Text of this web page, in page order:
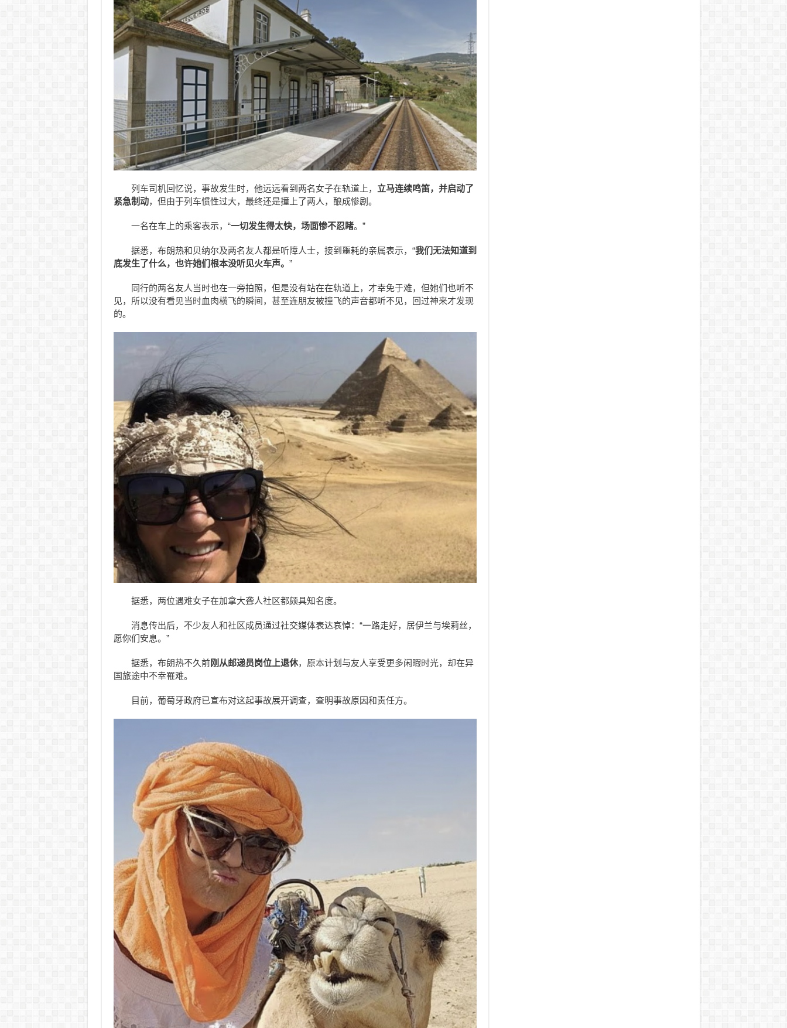
列车司机回忆说，事故发生时，他远远看到两名女子在轨道上， 立马连续鸣笛，并启动了
紧急制动，但由于列车惯性过大，最终还是撞上了两人，酿成惨剧。
一名在车上的乘客表示，“一切发生得太快，场面惨不忍睹。”
据悉，布朗热和贝纳尔及两名友人都是听障人士，接到噩耗的亲属表示，“我们无法知道到
底发生了什么，也许她们根本没听见火车声。 ”
同行的两名友人当时也在一旁拍照，但是没有站在在轨道上，才幸免于难，但她们也听不
见，所以没有看见当时血肉横飞的瞬间，甚至连朋友被撞飞的声音都听不见，回过神来才发现
的。
据悉，两位遇难女子在加拿大聋人社区都颇具知名度。
消息传出后，不少友人和社区成员通过社交媒体表达哀悼：“一路走好，居伊兰与埃莉丝，
愿你们安息。”
据悉，布朗热不久前刚从邮递员岗位上退休，原本计划与友人享受更多闲暇时光，却在异
国旅途中不幸罹难。
目前，葡萄牙政府已宣布对这起事故展开调查，查明事故原因和责任方。